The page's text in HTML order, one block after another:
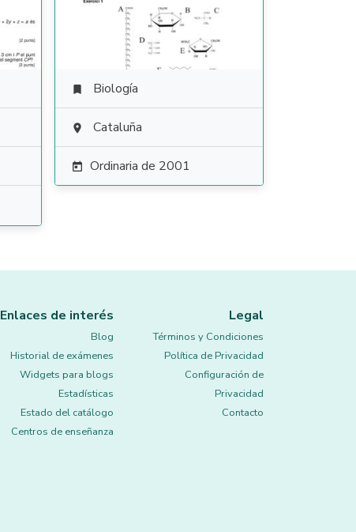
 Biología
 Cataluña
 Ordinaria de 2001
Enlaces de interés
Blog
Historial de exámenes
Widgets para blogs
Estadísticas
Estado del catálogo
Centros de enseñanza
Legal
Términos y Condiciones
Política de Privacidad
Configuración de
Privacidad
Contacto